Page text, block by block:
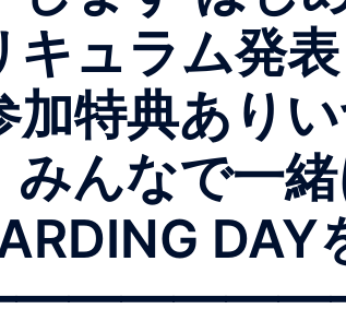
キュラム発
加特典あり
んなで一